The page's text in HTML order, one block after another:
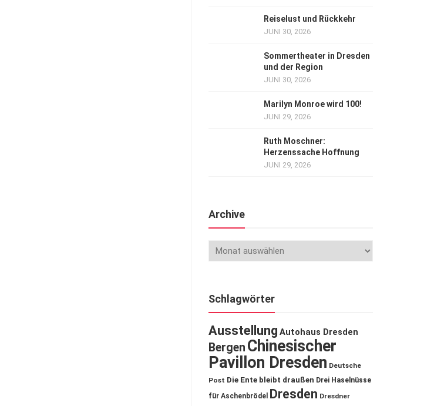
Reiselust und Rückkehr
JUNI 30, 2026
Sommertheater in Dresden
und der Region
JUNI 30, 2026
Marilyn Monroe wird 100!
JUNI 29, 2026
Ruth Moschner:
Herzenssache Hoffnung
JUNI 29, 2026
Archive
Schlagwörter
Ausstellung Autohaus Dresden
Bergen Chinesischer
Pavillon Dresden Deutsche
Post Die Ente bleibt draußen Drei Haselnüsse
für Aschenbrödel
Dresden Dresdner